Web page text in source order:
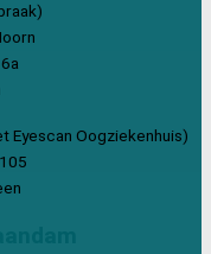
Eyescan Oogziekenhuis)